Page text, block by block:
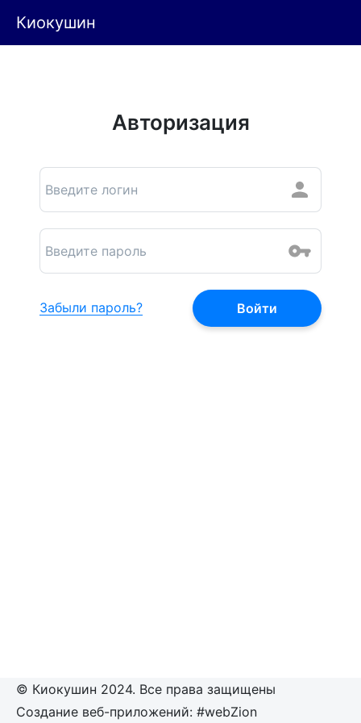
Киокушин
Авторизация
Забыли пароль?
© Киокушин 2024. Все права защищены
Создание веб-приложений: #webZion